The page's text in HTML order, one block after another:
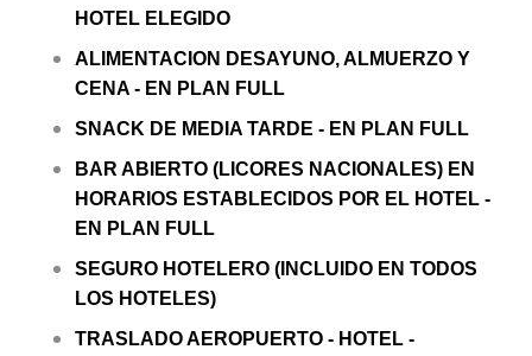
HOTEL ELEGIDO
ALIMENTACION DESAYUNO, ALMUERZO Y
CENA - EN PLAN FULL
SNACK DE MEDIA TARDE - EN PLAN FULL
BAR ABIERTO (LICORES NACIONALES) EN
HORARIOS ESTABLECIDOS POR EL HOTEL -
EN PLAN FULL
SEGURO HOTELERO (INCLUIDO EN TODOS
LOS HOTELES)
TRASLADO AEROPUERTO - HOTEL -